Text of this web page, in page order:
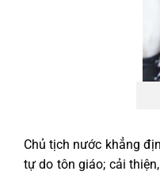
Chủ tịch nước khẳng
tự do tôn giáo; cải